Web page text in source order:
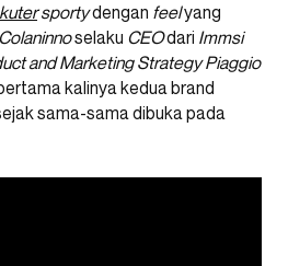
sportydengan feelyang
selaku CEOdari Immsi
and Marketing Strategy Piaggio
kalinya kedua brand
sama-sama dibuka pada